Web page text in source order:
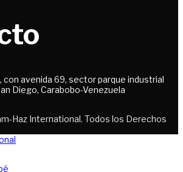
avenida 69, sector parque industrial
Diego, Carabobo-Venezuela
Haz International. Todos los Derechos